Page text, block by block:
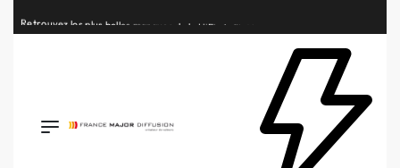
Retrouvez les plus belles marques de la HiFi, de l’intégration et du Home Cinéma